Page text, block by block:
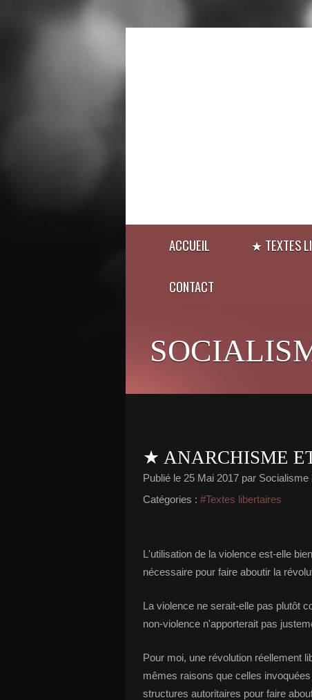
ACCUEIL ★ TEXTES
CONTACT
★ ANARCHISME
Publié le 25 Mai 2017 par Socialisme
Catégories : #Textes libertaires
L'utilisation de la violence est-elle bien
nécessaire pour faire aboutir la
La violence ne serait-elle pas plutôt
non-violence n'apporterait pas
Pour moi, une révolution réellement
mêmes raisons que celles
structures autoritaires pour faire